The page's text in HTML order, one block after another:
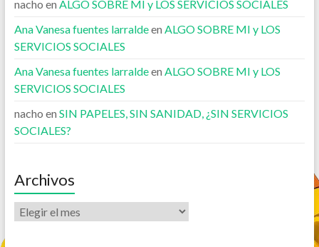
nacho en ALGO SOBRE MI y LOS SERVICIOS SOCIALES
Ana Vanesa fuentes larraldeen ALGO SOBRE MI y LOS
SERVICIOS SOCIALES
Ana Vanesa fuentes larraldeen ALGO SOBRE MI y LOS
SERVICIOS SOCIALES
nacho en SIN PAPELES, SIN SANIDAD, ¿SIN SERVICIOS
SOCIALES?
Archivos